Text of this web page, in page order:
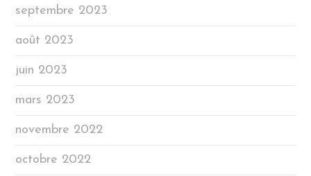
septembre 2023
août 2023
juin 2023
mars 2023
novembre 2022
octobre 2022